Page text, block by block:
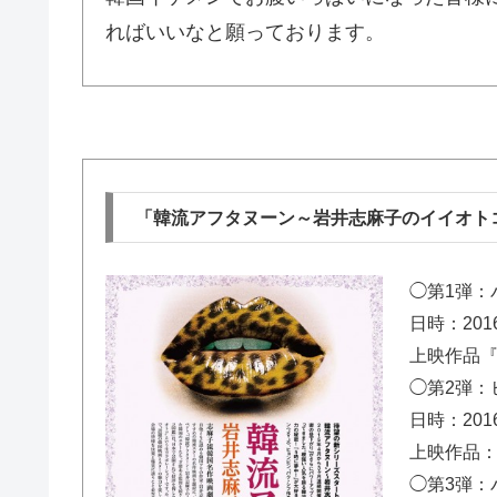
ればいいなと願っております。
「韓流アフタヌーン～岩井志麻子のイイオ
◯第1弾：
日時：
上映作品
◯第2弾：
日時：
上映作品
◯第3弾：